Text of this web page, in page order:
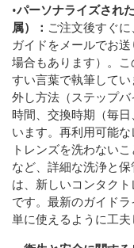
•パーソナライズされ
属）： ご注文後すぐ
ガイドをメールでお
場​​合もあります）。
すい言葉で執筆して
外し方法（ステップ
時間、交換時期（毎
います。再利用可能
トレンズを洗わない
など、詳細な洗浄と
は、新しいコンタク
です。最新のガイド
単に使えるように工夫